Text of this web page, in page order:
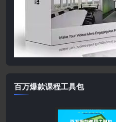
百万爆款课程工具包